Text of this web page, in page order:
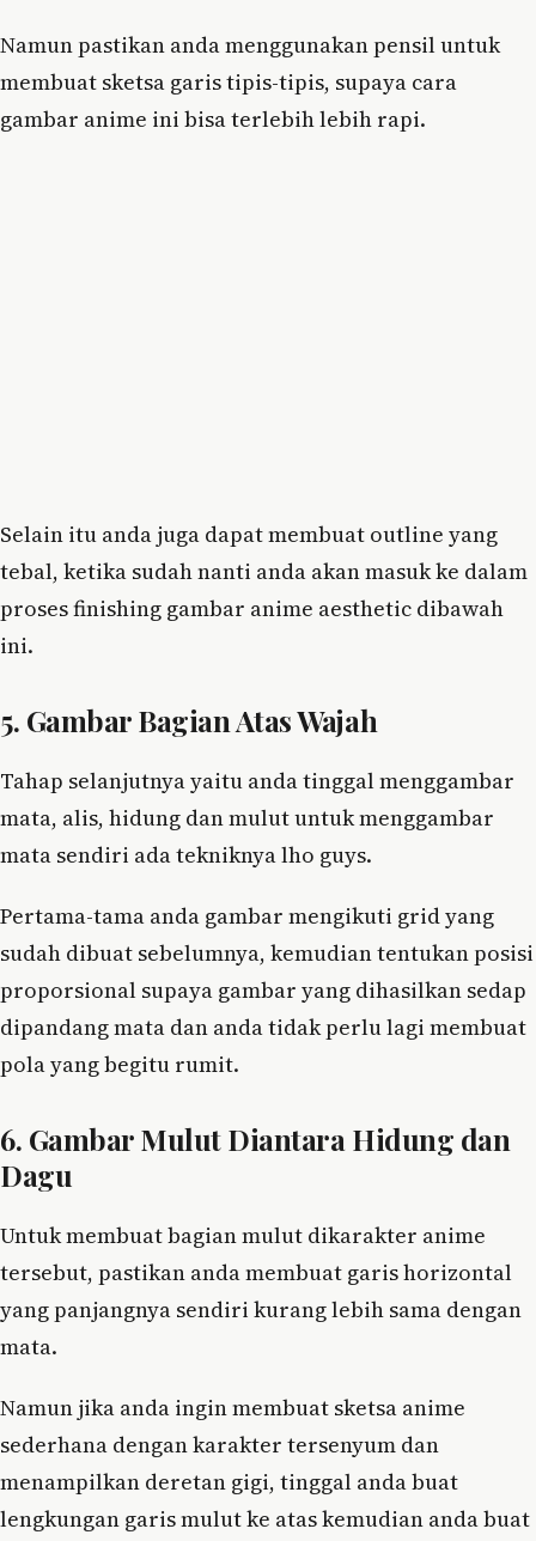
Namun pastikan anda menggunakan pensil untuk
membuat sketsa garis tipis-tipis, supaya cara
gambar anime ini bisa terlebih lebih rapi.
Selain itu anda juga dapat membuat outline yang
tebal, ketika sudah nanti anda akan masuk ke dalam
proses finishing gambar anime aesthetic dibawah
ini.
5. Gambar Bagian Atas Wajah
Tahap selanjutnya yaitu anda tinggal menggambar
mata, alis, hidung dan mulut untuk menggambar
mata sendiri ada tekniknya lho guys.
Pertama-tama anda gambar mengikuti grid yang
sudah dibuat sebelumnya, kemudian tentukan posisi
proporsional supaya gambar yang dihasilkan sedap
dipandang mata dan anda tidak perlu lagi membuat
pola yang begitu rumit.
6. Gambar Mulut Diantara Hidung dan
Dagu
Untuk membuat bagian mulut dikarakter anime
tersebut, pastikan anda membuat garis horizontal
yang panjangnya sendiri kurang lebih sama dengan
mata.
Namun jika anda ingin membuat sketsa anime
sederhana dengan karakter tersenyum dan
menampilkan deretan gigi, tinggal anda buat
lengkungan garis mulut ke atas kemudian anda buat